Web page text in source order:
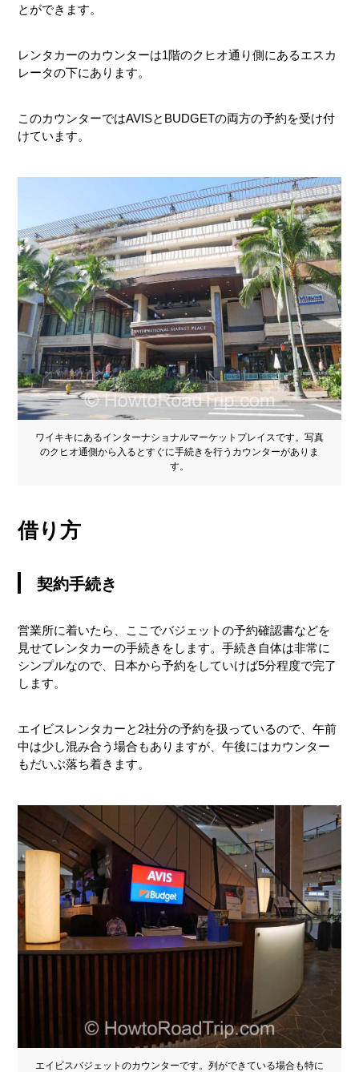
時間外返却
とができます。
レンタカーのカウンターは1階のクヒオ通り側にあるエスカ
レータの下にあります。
このカウンターではAVISとBUDGETの両方の予約を受け付
けています。
ワイキキにあるインターナショナルマーケットプレイスです。写真
のクヒオ通側から入るとすぐに手続きを行うカウンターがありま
す。
借り方
契約手続き
営業所に着いたら、ここでバジェットの予約確認書などを
見せてレンタカーの手続きをします。手続き自体は非常に
シンプルなので、日本から予約をしていけば5分程度で完了
します。
エイビスレンタカーと2社分の予約を扱っているので、午前
中は少し混み合う場合もありますが、午後にはカウンター
もだいぶ落ち着きます。
エイビスバジェットのカウンターです。列ができている場合も特に